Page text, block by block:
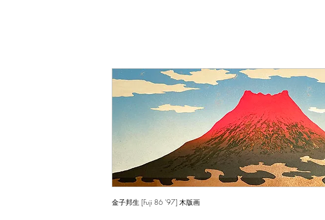
金子邦生 [Fuji 86 '97] 木版画